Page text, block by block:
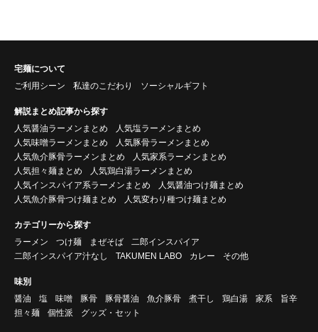
宅麺について
ご利用シーン
私達のこだわり ソーシャルギフト
解説まとめ記事から探す
人気醤油ラーメンまとめ
人気塩ラーメンまとめ
人気味噌ラーメンまとめ
人気豚骨ラーメンまとめ
人気魚介豚骨ラーメンまとめ
人気家系ラーメンまとめ
人気担々麺まとめ
人気鶏白湯ラーメンまとめ
人気インスパイア系ラーメンまとめ
人気醤油つけ麺まとめ
人気魚介豚骨つけ麺まとめ
人気変わり種つけ麺まとめ
カテゴリーから探す
ラーメン
つけ麺 まぜそば
二郎インスパイア
二郎インスパイア汁なし
TAKUMEN LABO カレー その他
味別
醤油
塩 味噌 豚骨 豚骨醤油 魚介豚骨 煮干し 鶏白湯 家系
旨辛
担々麺
個性派 グッズ・セット